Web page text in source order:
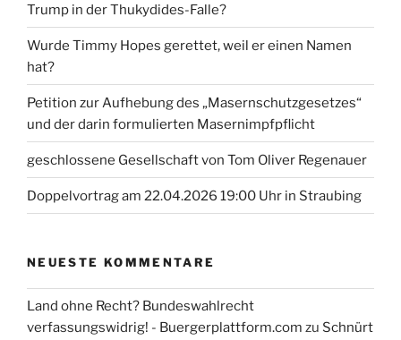
Trump in der Thukydides-Falle?
Wurde Timmy Hopes gerettet, weil er einen Namen
hat?
Petition zur Aufhebung des „Masernschutzgesetzes“
und der darin formulierten Masernimpfpflicht
geschlossene Gesellschaft von Tom Oliver Regenauer
Doppelvortrag am 22.04.2026 19:00 Uhr in Straubing
NEUESTE KOMMENTARE
Land ohne Recht? Bundeswahlrecht
verfassungswidrig! - Buergerplattform.com zu Schnürt